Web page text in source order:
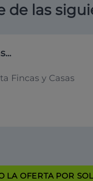
de las
Fincas y Casas
LA OFERTA POR